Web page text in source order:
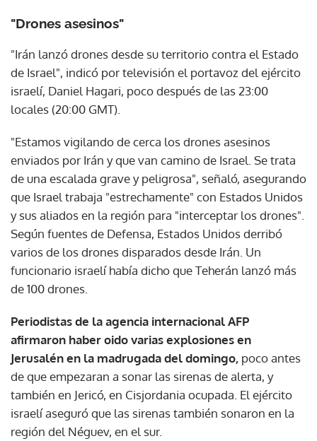
"Drones asesinos"
"Irán lanzó drones desde su territorio contra el Estado
de Israel", indicó por televisión el portavoz del ejército
israelí, Daniel Hagari, poco después de las 23:00
locales (20:00 GMT).
"Estamos vigilando de cerca los drones asesinos
enviados por Irán y que van camino de Israel. Se trata
de una escalada grave y peligrosa", señaló, asegurando
que Israel trabaja "estrechamente" con Estados Unidos
y sus aliados en la región para "interceptar los drones".
Según fuentes de Defensa, Estados Unidos derribó
varios de los drones disparados desde Irán. Un
funcionario israelí había dicho que Teherán lanzó más
de 100 drones.
Periodistas de la agencia internacional AFP
afirmaron haber oido varias explosiones en
Jerusalén en la madrugada del domingo, poco antes
de que empezaran a sonar las sirenas de alerta, y
también en Jericó, en Cisjordania ocupada. El ejército
israelí aseguró que las sirenas también sonaron en la
región del Néguev, en el sur.